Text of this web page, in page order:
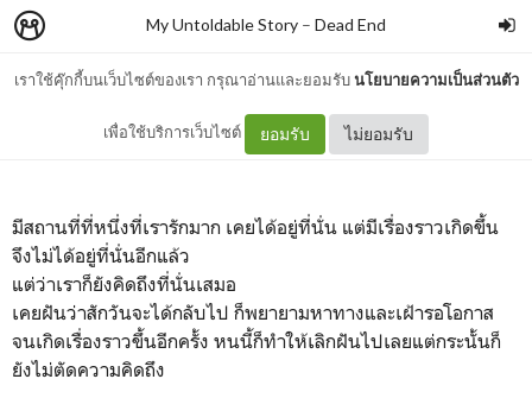
เราใช้คุ๊กกี้บนเว็บไซต์ของเรา กรุณาอ่านและยอมรับนโยบายความเป็นส่วนตัว
เพื่อใช้บริการเว็บไซต์ ยอมรับ ไม่ยอมรับ
My Untoldable Story – Dead End
สถานที่ที่รัก
มีสถานที่ที่หนึ่งที่เรารักมาก เคยได้อยู่ที่นั่น แต่มีเรื่องราวเกิดขึ้น
จึงไม่ได้อยู่ที่นั่นอีกแล้ว
แต่ว่าเราก็ยังคิดถึงที่นั่นเสมอ
เคยฝันว่าสักวันจะได้กลับไป ก็พยายามหาทางและเฝ้ารอโอกาส
จนเกิดเรื่องราวขึ้นอีกครั้ง หนนี้ก็ทำให้เลิกฝันไปเลยแต่กระนั้นก็
ยังไม่ตัดความคิดถึง